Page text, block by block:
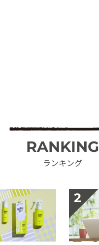
RANKING
ランキング